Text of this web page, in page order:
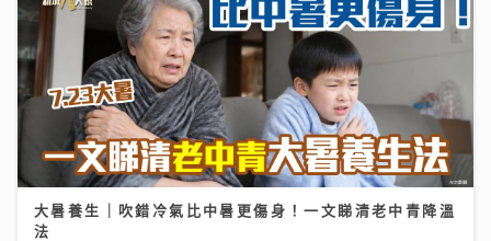
大暑養生｜吹錯冷氣比中暑更傷身！一文睇清老中青降溫
法